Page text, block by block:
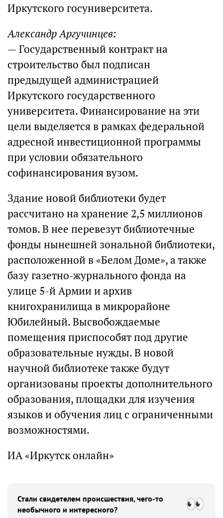
Иркутского госуниверситета.
Александр Аргучинцев:
— Государственный контракт на
строительство был подписан
предыдущей администрацией
Иркутского государственного
университета. Финансирование на эти
цели выделяется в рамках федеральной
адресной инвестиционной программы
при условии обязательного
софинансирования вузом.
Здание новой библиотеки будет
рассчитано на хранение 2,5 миллионов
томов. В нее перевезут библиотечные
фонды нынешней зональной библиотеки,
расположенной в «Белом Доме», а также
базу газетно-журнального фонда на
улице 5-й Армии и архив
книгохранилища в микрорайоне
Юбилейный. Высвобождаемые
помещения приспособят под другие
образовательные нужды. В новой
научной библиотеке также будут
организованы проекты дополнительного
образования, площадки для изучения
языков и обучения лиц с ограниченными
возможностями.
ИА «Иркутск онлайн»
Стали свидетелем происшествия, чего-то
необычного и интересного?